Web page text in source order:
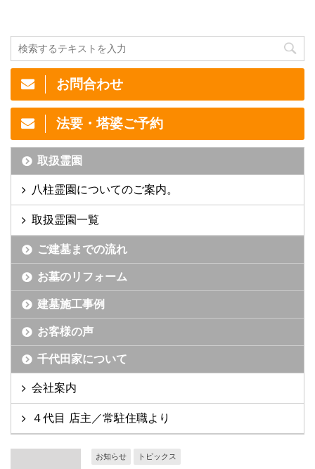
お問合わせ
法要・塔婆ご予約
取扱霊園
八柱霊園についてのご案内。
取扱霊園一覧
ご建墓までの流れ
お墓のリフォーム
建墓施工事例
お客様の声
千代田家について
会社案内
４代目 店主／常駐住職より
お知らせ トピックス